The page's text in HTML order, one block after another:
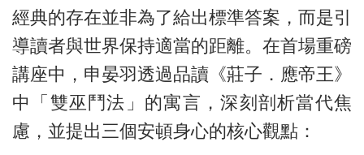
經典的存在並非為了給出標準答案，而是引
導讀者與世界保持適當的距離。在首場重磅
講座中，申晏羽透過品讀《莊子．應帝王》
中「雙巫鬥法」的寓言，深刻剖析當代焦
慮，並提出三個安頓身心的核心觀點：